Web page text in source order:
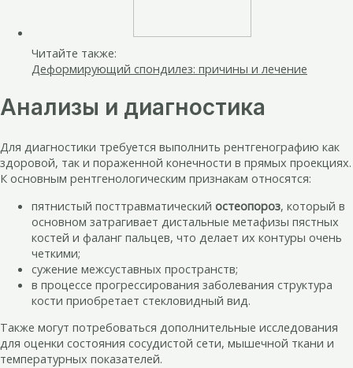
Читайте также:
Деформирующий спондилез: причины и лечение
Анализы и диагностика
Для диагностики требуется выполнить рентгенографию как
здоровой, так и пораженной конечности в прямых проекциях.
К основным рентгенологическим признакам относятся:
пятнистый посттравматический остеопороз, который в
основном затрагивает дистальные метафизы пястных
костей и фаланг пальцев, что делает их контуры очень
четкими;
сужение межсуставных пространств;
в процессе прогрессирования заболевания структура
кости приобретает стекловидный вид.
Также могут потребоваться дополнительные исследования
для оценки состояния сосудистой сети, мышечной ткани и
температурных показателей.